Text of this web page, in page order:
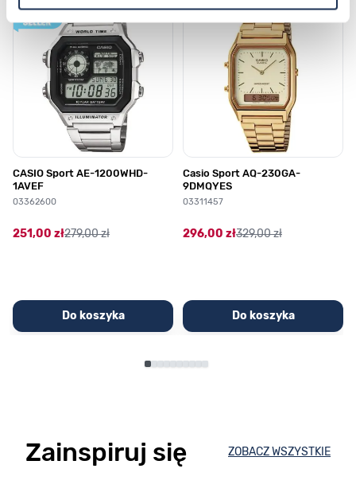
CASIO Sport AE-1200WHD-
1AVEF
03362600
251,00 zł279,00 zł
Do koszyka
Casio Sport AQ-230GA-
9DMQYES
03311457
296,00 zł329,00 zł
Do koszyka
Zainspiruj się ZOBACZ WSZYSTKIE